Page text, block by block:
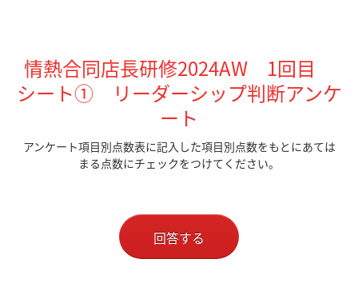
情熱合同店長研修2024AW 1回目
シート①リーダーシップ判断アンケ
ート
アンケート項目別点数表に記入した項目別点数をもとにあては
まる点数にチェックをつけてください。
回答する